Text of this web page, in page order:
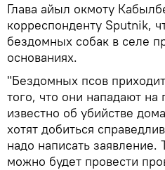
Глава айыл окмоту
коррeспонденту Sputnik,
бездомных собак в селе
основаниях.
"Бездомных псов
того, что они нападают
известно об убийстве
хотят добиться
надо написать заявление.
можно будет провести